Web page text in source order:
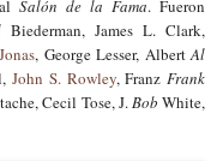
Salón de la Fama. Fueron
Biederman, James L. Clark,
, George Lesser, Albert Al
John S. Rowley, Franz Frank
Cecil Tose, J. Bob White,